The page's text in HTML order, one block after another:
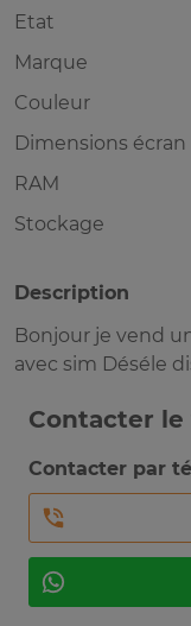
Etat
Marque
Couleur
Dimensions écran
RAM
Stockage
Description
Bonjour je vend
avec sim Déséle
Contacter
Contacter par